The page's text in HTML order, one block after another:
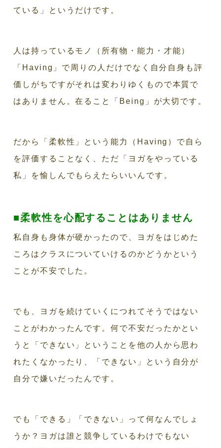
ている」というだけです。
人は持っているモノ（所有物・能力・才能）
「Having」で周りの人だけでなく自分自身も評
価しがちですがそれは変わりゆくもので本質で
はありません。在ること「Being」が大切です。
だから「柔軟性」という能力（Having）で自ら
を評価することなく、ただ「ヨガをやっている
私」を愉しんでもらえたらいいんです。
■柔軟性を心配することはありません
私自身も身体が硬かったので、ヨガをはじめた
ころはクラスについていけるのかどうかという
ことが不安でした。
でも、ヨガを続けていくにつれてそうではない
ことがわかったんです。何で不安だったかとい
うと「できない」ということを他の人から思わ
れたくなかったり、「できない」という自分が
自分で嫌いだったんです。
でも「できる」「できない」って何なんでしょ
うか？ヨガは誰と競争しているわけでもない